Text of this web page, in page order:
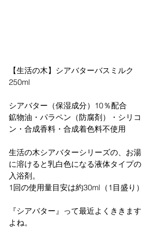
【生活の木】シアバターバスミルク
250ml
シアバター（保湿成分）10％配合
鉱物油・パラペン（防腐剤）・シリコ
ン・合成香料・合成着色料不使用
生活の木シアバターシリーズの、お湯
に溶けると乳白色になる液体タイプの
入浴剤。
1回の使用量目安は約30ml（1目盛り）
『シアバター』って最近よくききます
よね。